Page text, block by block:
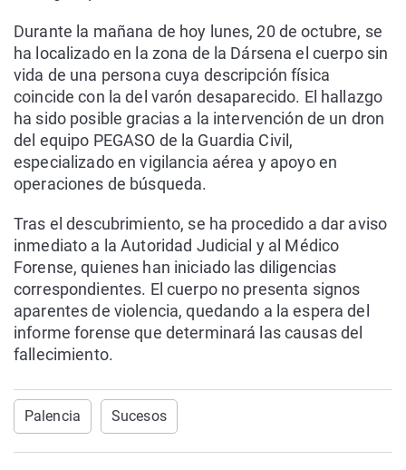
Durante la mañana de hoy lunes, 20 de octubre, se
ha localizado en la zona de la Dársena el cuerpo sin
vida de una persona cuya descripción física
coincide con la del varón desaparecido. El hallazgo
ha sido posible gracias a la intervención de un dron
del equipo PEGASO de la Guardia Civil,
especializado en vigilancia aérea y apoyo en
operaciones de búsqueda.
Tras el descubrimiento, se ha procedido a dar aviso
inmediato a la Autoridad Judicial y al Médico
Forense, quienes han iniciado las diligencias
correspondientes. El cuerpo no presenta signos
aparentes de violencia, quedando a la espera del
informe forense que determinará las causas del
fallecimiento.
Palencia Sucesos